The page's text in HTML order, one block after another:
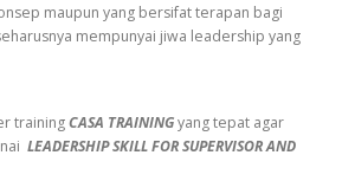
maupun yang bersifat terapan bagi
mempunyai jiwa leadership yang
trainingCASA TRAININGyang tepat agar
LEADERSHIP SKILL FOR SUPERVISOR AND